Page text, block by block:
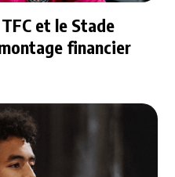
et le Stade
financier